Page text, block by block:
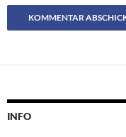
INFO